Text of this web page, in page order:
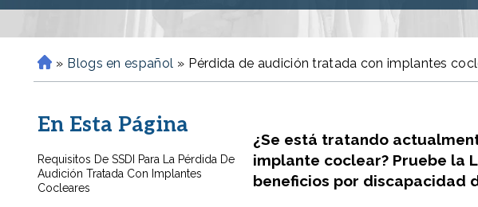
H
o
e
» Blogs en español » Pérdida de audición tratada con implantes
En Esta Página
Requisitos De SSDI Para La Pérdida De
Audición Tratada Con Implantes
Cocleares
¿Se está tratando
implante coclear? Pruebe la
beneficios por discapacidad